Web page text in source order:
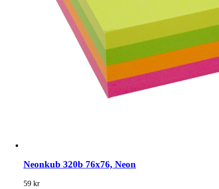
Neonkub 320b 76x76, Neon
59 kr